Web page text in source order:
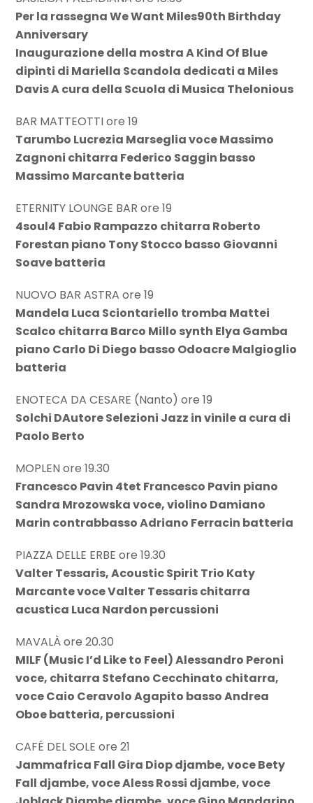
Per la rassegna We Want Miles90th Birthday
Anniversary
Inaugurazione della mostra A Kind Of Blue
dipinti di Mariella Scandola dedicati a Miles
Davis A cura della Scuola di Musica Thelonious
BAR MATTEOTTI ore 19
Tarumbo Lucrezia Marseglia voce Massimo
Zagnoni chitarra Federico Saggin basso
Massimo Marcante batteria
ETERNITY LOUNGE BAR ore 19
4soul4 Fabio Rampazzo chitarra Roberto
Forestan piano Tony Stocco basso Giovanni
Soave batteria
NUOVO BAR ASTRA ore 19
Mandela Luca Sciontariello tromba Mattei
Scalco chitarra Barco Millo synth Elya Gamba
piano Carlo Di Diego basso Odoacre Malgioglio
batteria
ENOTECA DA CESARE (Nanto) ore 19
Solchi DAutore Selezioni Jazz in vinile a cura di
Paolo Berto
MOPLEN ore 19.30
Francesco Pavin 4tet Francesco Pavin piano
Sandra Mrozowska voce, violino Damiano
Marin contrabbasso Adriano Ferracin batteria
PIAZZA DELLE ERBE ore 19.30
Valter Tessaris, Acoustic Spirit Trio Katy
Marcante voce Valter Tessaris chitarra
acustica Luca Nardon percussioni
MAVALÀ ore 20.30
MILF (Music I’d Like to Feel) Alessandro Peroni
voce, chitarra Stefano Cecchinato chitarra,
voce Caio Ceravolo Agapito basso Andrea
Oboe batteria, percussioni
CAFÉ DEL SOLE ore 21
Jammafrica Fall Gira Diop djambe, voce Bety
Fall djambe, voce Aless Rossi djambe, voce